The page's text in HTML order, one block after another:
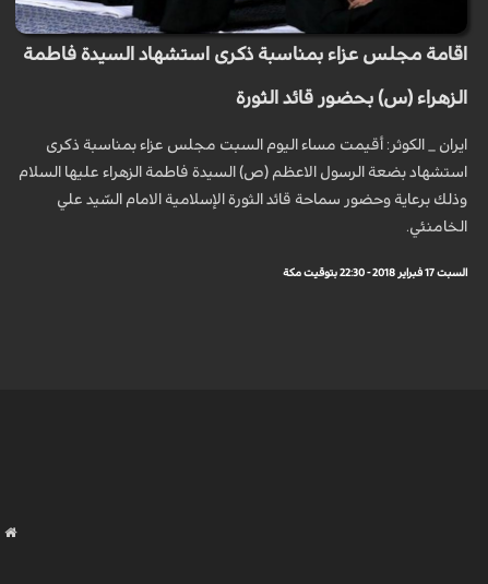
اقامة مجلس عزاء بمناسبة ذكرى استشهاد السيدة فاطمة
الزهراء (س) بحضور قائد الثورة
ايران _ الكوثر: أقيمت مساء اليوم السبت مجلس عزاء بمناسبة ذكرى
استشهاد بضعة الرسول الاعظم (ص) السيدة فاطمة الزهراء عليها السلام
وذلك برعاية وحضور سماحة قائد الثورة الإسلامية الامام السّيد علي
الخامنئي.
السبت 17 فبراير 2018 - 22:30 بتوقيت مكة